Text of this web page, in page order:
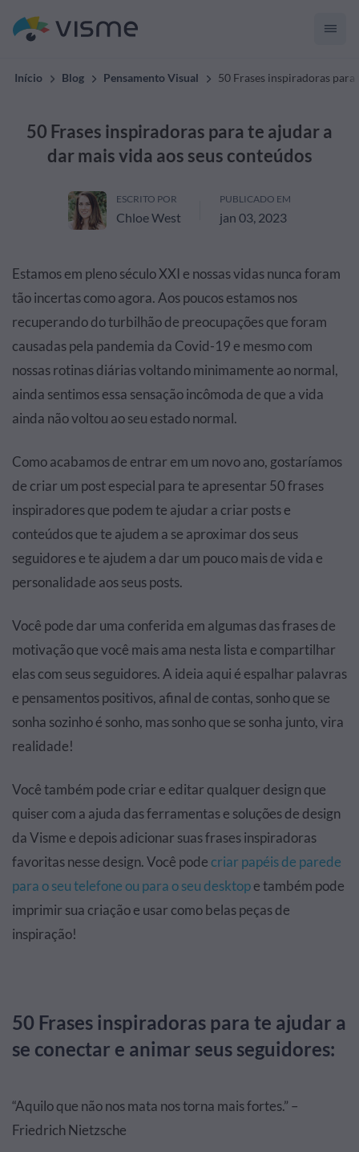
Início Blog Pensamento Visual 50 Frases inspiradoras
50 Frases inspiradoras para te ajudar a
dar mais vida aos seus conteúdos
ESCRITO POR
Chloe West
PUBLICADO EM
jan 03, 2023
Estamos em pleno século XXI e nossas vidas nunca foram
tão incertas como agora. Aos poucos estamos nos
recuperando do turbilhão de preocupações que foram
causadas pela pandemia da Covid-19 e mesmo com
nossas rotinas diárias voltando minimamente ao normal,
ainda sentimos essa sensação incômoda de que a vida
ainda não voltou ao seu estado normal.
Como acabamos de entrar em um novo ano, gostaríamos
de criar um post especial para te apresentar 50 frases
inspiradores que podem te ajudar a criar posts e
conteúdos que te ajudem a se aproximar dos seus
seguidores e te ajudem a dar um pouco mais de vida e
personalidade aos seus posts.
Você pode dar uma conferida em algumas das frases de
motivação que você mais ama nesta lista e compartilhar
elas com seus seguidores. A ideia aqui é espalhar palavras
e pensamentos positivos, afinal de contas, sonho que se
sonha sozinho é sonho, mas sonho que se sonha junto, vira
realidade!
Você também pode criar e editar qualquer design que
quiser com a ajuda das ferramentas e soluções de design
da Visme e depois adicionar suas frases inspiradoras
favoritas nesse design. Você podecriar papéis de parede
para o seu telefone ou para o seu desktope também pode
imprimir sua criação e usar como belas peças de
inspiração!
50 Frases inspiradoras para te ajudar a
se conectar e animar seus seguidores:
“Aquilo que não nos mata nos torna mais fortes.” –
Friedrich Nietzsche